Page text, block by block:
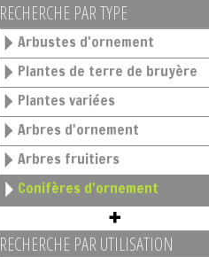
RECHERCHE PAR TYPE
Arbustes d'ornement
Plantes de terre de bruyère
Plantes variées
Arbres d'ornement
Arbres fruitiers
Conifères d'ornement
RECHERCHE PAR UTILISATION